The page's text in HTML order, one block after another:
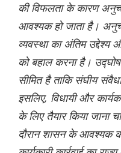
की विफलता के कारण
आवश्यक हो जाता है।
व्यवस्था का अंतिम उद्देश्य
को बहाल करना है।
सीमित है ताकि संघीय
इसलिए, विधायी और
के लिए तैयार किया जाना
दौरान शासन के आवश्यक